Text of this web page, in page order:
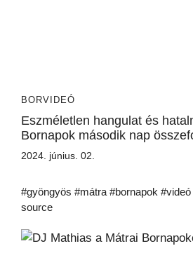
BORVIDEÓ
Eszméletlen hangulat és
Bornapok második nap
2024. június. 02.
#gyöngyös #mátra #bornapok
source